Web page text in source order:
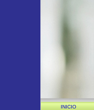
INICIO